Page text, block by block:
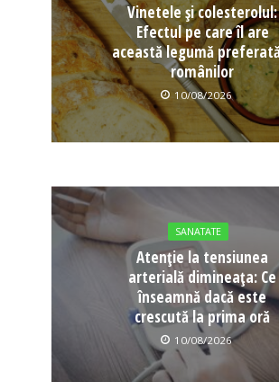
Vinetele și colesterolul:
Efectul pe care îl are
această legumă
românilor
10/08/2026
SANATATE
Atenție la tensiunea
arterială dimineața: Ce
înseamnă dacă este
crescută la prima oră
10/08/2026